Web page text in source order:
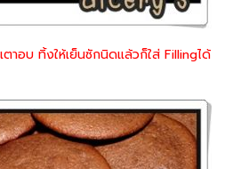
ตาอบ ทิ้งให้เย็นซักนิดแล้วก็ใส่ Fillingได้